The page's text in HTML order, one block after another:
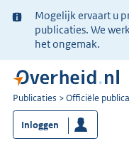
Ter
informatie:
Mogelijk ervaart u
publicaties. We
het ongemak.
U
bent
nu
hier:
Publicaties Officiële
Inloggen